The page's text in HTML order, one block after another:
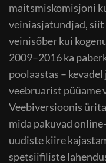
maitsmiskomisjoni
veiniasjatundjad,
veinisõber kui
2009–2016 ka
poolaastas –
veebruarist püüame
Veebiversioonis
mida pakuvad
uudiste kiire
spetsiifiliste